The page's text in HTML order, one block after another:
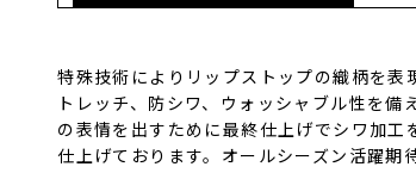
特殊技術によりリップストップの織柄を表
トレッチ、防シワ、ウォッシャブル性を備
の表情を出すために最終仕上げでシワ加工
仕上げております。オールシーズン活躍期